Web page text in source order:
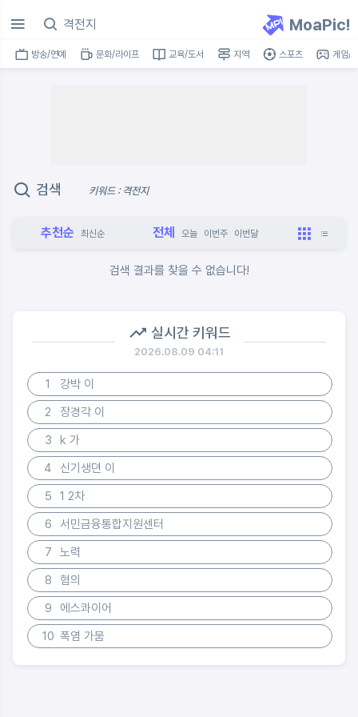
MoaPic!
방송/연예 문화/라이프 교육/도서 지역 스포츠 게임/
검색 키워드 : 격전지
추천순 최신순 전체 오늘 이번주 이번달
검색 결과를 찾을 수 없습니다!
실시간 키워드
2026.08.09 04:11
1
강박 이
2
장경각 이
3
k 가
4
신기생뎐 이
5
1 2차
6
서민금융통합지원센터
7
노력
8
혐의
9
에스콰이어
10 폭염 가뭄